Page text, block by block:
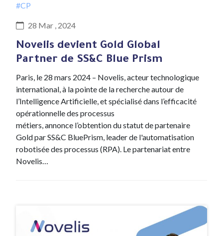
#CP
28 Mar , 2024
Novelis devient Gold Global
Partner de SS&C Blue Prism
Paris, le 28 mars 2024 – Novelis, acteur technologique
international, à la pointe de la recherche autour de
l’Intelligence Artificielle, et spécialisé dans l’efficacité
opérationnelle des processus
métiers, annonce l’obtention du statut de partenaire
Gold par SS&C BluePrism, leader de l'automatisation
robotisée des processus (RPA). Le partenariat entre
Novelis…